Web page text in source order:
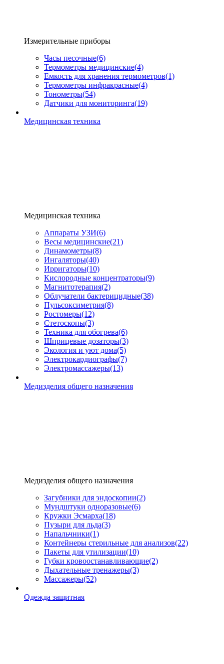
Измерительные приборы
Часы песочные(6)
Термометры медицинские(4)
Емкость для хранения термометров(1)
Термометры инфракрасные(4)
Тонометры(54)
Датчики для мониторинга(19)
Медицинская техника
Медицинская техника
Аппараты УЗИ(6)
Весы медицинские(21)
Динамометры(8)
Ингаляторы(40)
Ирригаторы(10)
Кислородные концентраторы(9)
Магнитотерапия(2)
Облучатели бактерицидные(38)
Пульсоксиметрия(8)
Ростомеры(12)
Стетоскопы(3)
Техника для обогрева(6)
Шприцевые дозаторы(3)
Экология и уют дома(5)
Электрокардиографы(7)
Электромассажеры(13)
Медизделия общего назначения
Медизделия общего назначения
Загубники для эндоскопии(2)
Мундштуки одноразовые(6)
Кружки Эсмарха(18)
Пузыри для льда(3)
Напальчники(1)
Контейнеры стерильные для анализов(22)
Пакеты для утилизации(10)
Губки кровоостанавливающие(2)
Дыхательные тренажеры(3)
Массажеры(52)
Одежда защитная